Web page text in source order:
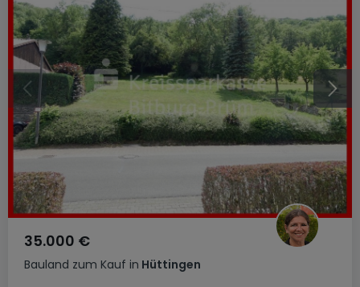
Bauland zum Kauf in Hüttingen
35.000 €